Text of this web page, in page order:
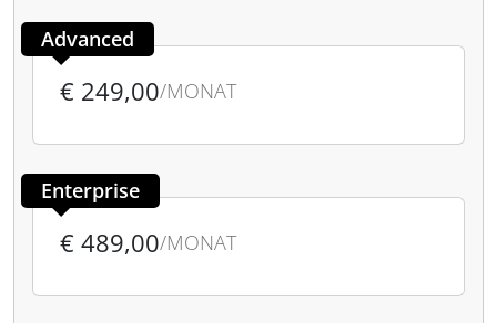
Advanced
€ 249,00/MONAT
Enterprise
€ 489,00/MONAT